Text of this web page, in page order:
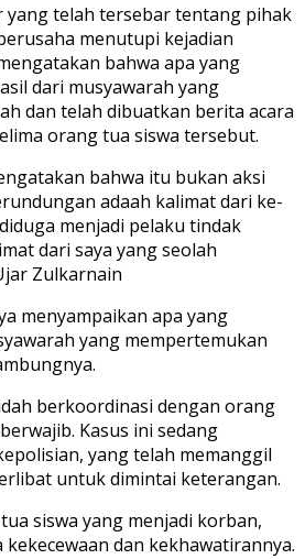
telah tersebar tentang pihak
menutupi kejadian
bahwa apa yang
dari musyawarah yang
dan telah dibuatkan berita acara
orang tua siswa tersebut.
bahwa itu bukan aksi
adaah kalimat dari ke-
menjadi pelaku tindak
dari saya yang seolah
Zulkarnain
menyampaikan apa yang
yang mempertemukan
berkoordinasi dengan orang
Kasus ini sedang
yang telah memanggil
untuk dimintai keterangan.
siswa yang menjadi korban,
dan kekhawatirannya.